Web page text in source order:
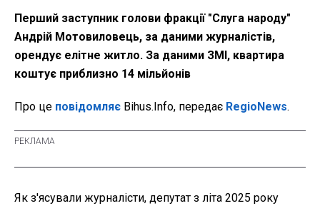
Перший заступник голови фракції "Слуга народу"
Андрій Мотовиловець, за даними журналістів,
орендує елітне житло. За даними ЗМІ, квартира
коштує приблизно 14 мільйонів
Про це повідомляє Bihus.Info, передає RegioNews.
Як з'ясували журналісти, депутат з літа 2025 року